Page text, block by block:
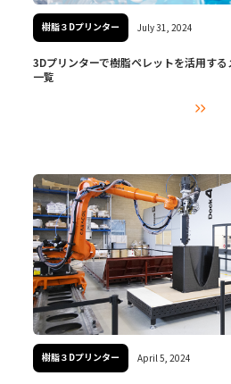
樹脂３Dプリンター July 31, 2024
3Dプリンターで樹脂ペレットを活用す
一覧

樹脂３Dプリンター April 5, 2024